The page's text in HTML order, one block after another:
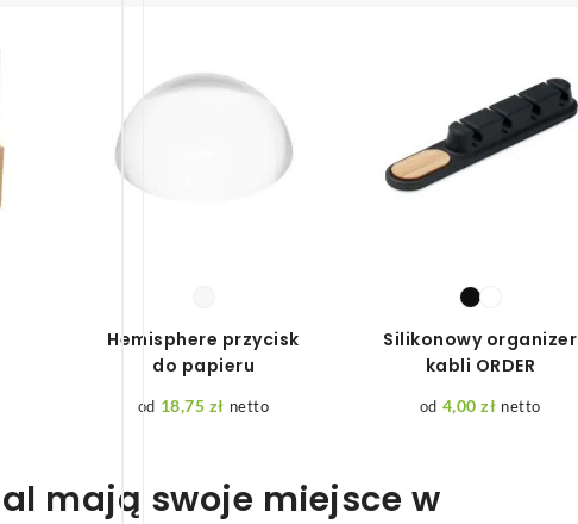
Hemisphere przycisk
do papieru
18,75 zł netto
Silikonowy organizer
kabli ORDER
4,00zł netto
mają swoje miejsce w